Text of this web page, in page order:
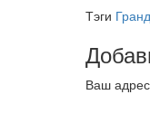
Тэги
Ваш